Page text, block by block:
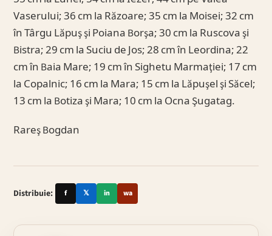
Vaserului; 36 cm la Răzoare; 35 cm la Moisei; 32 cm
în Târgu Lăpuş şi Poiana Borşa; 30 cm la Ruscova şi
Bistra; 29 cm la Suciu de Jos; 28 cm în Leordina; 22
cm în Baia Mare; 19 cm în Sighetu Marmaţiei; 17 cm
la Copalnic; 16 cm la Mara; 15 cm la Lăpuşel şi Săcel;
13 cm la Botiza şi Mara; 10 cm la Ocna Şugatag.
Rareş Bogdan
Distribuie: f 𝕏 in wa